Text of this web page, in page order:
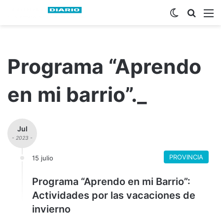
Buscar
Switch skin
Programa “Aprendo
en mi barrio”._
Jul
- 2023 -
15 julio PROVINCIA
Programa “Aprendo en mi Barrio”:
Actividades por las vacaciones de
invierno